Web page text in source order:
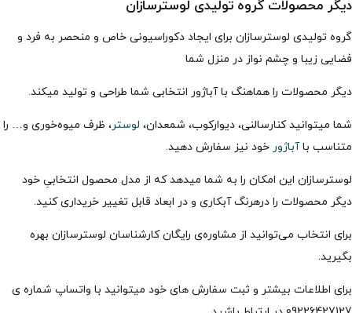
دیگر محصولات گروه تولیدی لوسترسازان
گروه تولیدی لوسترسازان برای ایجاد دکوراسیونی خاص و منحصر به فرد و
فضایی زیبا و چشم نواز در منزل شما
دیگر محصولات را هماهنگ با آباژور انتخابی شما طراحی و تولید میکند.
شما میتوانید کنارسالنی، دیوارکوب، شمعدان، لوستر، ظرف میوه‌خوری و… را
متناسب باآباژور خود نیز سفارش دهید.
لوسترسازان این امکان را به شما میدهد که از مدل محصول انتخابیِ خود
دیگر محصولات را درهرنگ آبکاری و در ابعاد قابل تغییر خریداری کنید.
برای انتخاب می‌توانید از مشاوره‌ی رایگان کارشناسان لوسترسازان بهره
بگیرید.
برای اطلاعات بیشتر و ثبت سفارش های خود میتوانید با واتساپ شماره ی